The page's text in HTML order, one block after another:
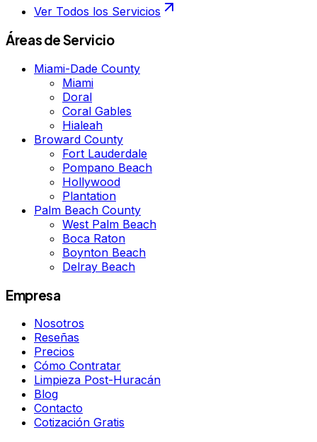
Ver Todos los Servicios
Áreas de Servicio
Miami-Dade County
Miami
Doral
Coral Gables
Hialeah
Broward County
Fort Lauderdale
Pompano Beach
Hollywood
Plantation
Palm Beach County
West Palm Beach
Boca Raton
Boynton Beach
Delray Beach
Empresa
Nosotros
Reseñas
Precios
Cómo Contratar
Limpieza Post-Huracán
Blog
Contacto
Cotización Gratis